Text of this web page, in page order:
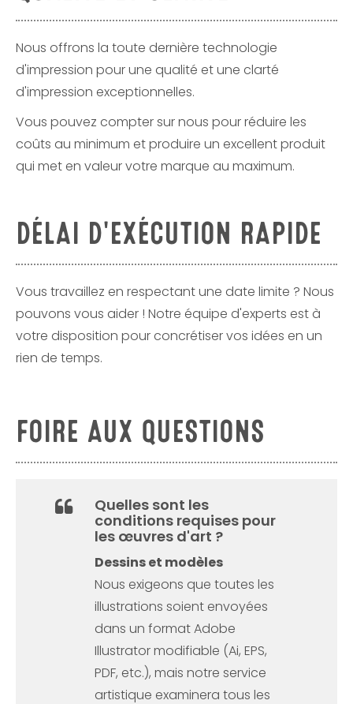
Nous offrons la toute dernière technologie
d'impression pour une qualité et une clarté
d'impression exceptionnelles.
Vous pouvez compter sur nous pour réduire les
coûts au minimum et produire un excellent produit
qui met en valeur votre marque au maximum.
DÉLAI D'EXÉCUTION RAPIDE
Vous travaillez en respectant une date limite ? Nous
pouvons vous aider ! Notre équipe d'experts est à
votre disposition pour concrétiser vos idées en un
rien de temps.
FOIRE AUX QUESTIONS
Quelles sont les
conditions requises pour
les œuvres d'art ?
Dessins et modèles
Nous exigeons que toutes les
illustrations soient envoyées
dans un format Adobe
Illustrator modifiable (Ai, EPS,
PDF, etc.), mais notre service
artistique examinera tous les